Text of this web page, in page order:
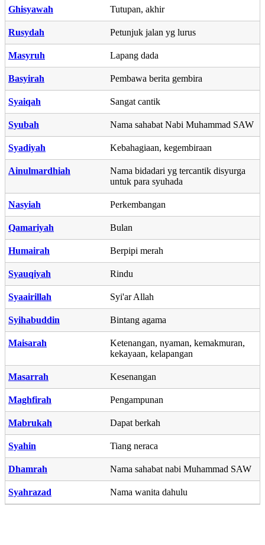
Ghisyawah Tutupan, akhir
Rusydah Petunjuk jalan yg lurus
Masyruh Lapang dada
Basyirah Pembawa berita gembira
Syaiqah Sangat cantik
Syubah Nama sahabat Nabi Muhammad SAW
Syadiyah Kebahagiaan, kegembiraan
Ainulmardhiah
Nama bidadari yg tercantik disyurga
untuk para syuhada
Nasyiah Perkembangan
Qamariyah Bulan
Humairah Berpipi merah
Syauqiyah Rindu
Syaairillah Syi'ar Allah
Syihabuddin Bintang agama
Maisarah
Ketenangan, nyaman, kemakmuran,
kekayaan, kelapangan
Masarrah Kesenangan
Maghfirah Pengampunan
Mabrukah Dapat berkah
Syahin Tiang neraca
Dhamrah Nama sahabat nabi Muhammad SAW
Syahrazad Nama wanita dahulu